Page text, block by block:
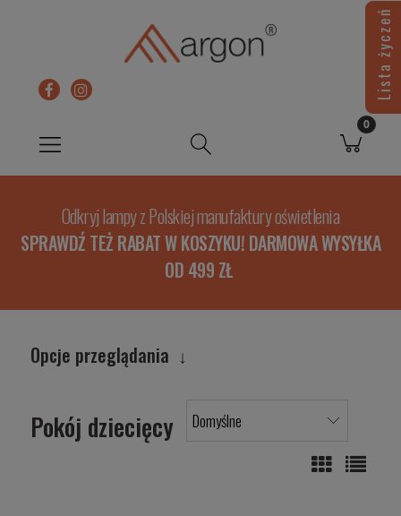
Odkryj lampy z Polskiej manufaktury oświetlenia
SPRAWDŹ TEŻ RABAT W KOSZYKU! DARMOWA WYSYŁKA
OD 499 ZŁ
Opcje przeglądania
Pokój dziecięcy
Lista życzeń